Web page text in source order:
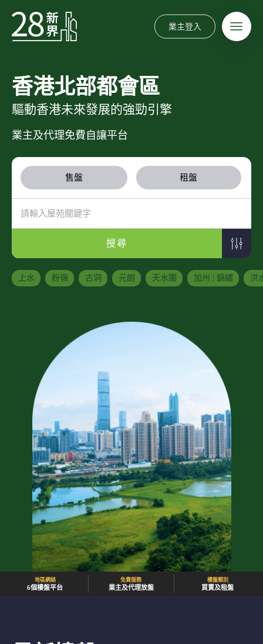
業主登入
香港北部都會區
驅動香港未來發展的強勁引擎
業主及代理免費自讓平台
售盤 租盤
搜尋
上水 粉嶺 古洞 元朗 天水圍 加州 | 錦繡 洪
地區網絡
6個樓盤平台
免費服務
業主及代理放盤
樓盤類別
買賣及租盤